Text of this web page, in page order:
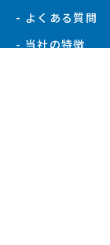
- よくある質問
- 当社の特徴